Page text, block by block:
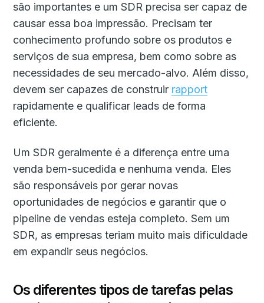
são importantes e um SDR precisa ser capaz de
causar essa boa impressão. Precisam ter
conhecimento profundo sobre os produtos e
serviços de sua empresa, bem como sobre as
necessidades de seu mercado-alvo. Além disso,
devem ser capazes de construir rapport
rapidamente e qualificar leads de forma
eficiente.
Um SDR geralmente é a diferença entre uma
venda bem-sucedida e nenhuma venda. Eles
são responsáveis por gerar novas
oportunidades de negócios e garantir que o
pipeline de vendas esteja completo. Sem um
SDR, as empresas teriam muito mais dificuldade
em expandir seus negócios.
Os diferentes tipos de tarefas pelas